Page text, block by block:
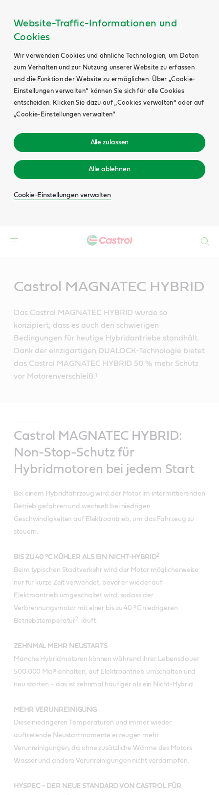
Website-Traffic-Informationen und
Cookies
Wir verwenden Cookies und ähnliche Technologien, um Daten
zum Verhalten und zur Nutzung unserer Website zu erfassen
und die Funktion der Website zu ermöglichen. Über „Cookie-
Einstellungen verwalten“ können Sie sich für alle Cookies
entscheiden. Klicken Sie dazu auf „Cookies verwalten“ oder auf
„Cookie-Einstellungen verwalten“.
Alle zulassen
Alle ablehnen
Cookie-Einstellungen verwalten
Castrol MAGNATEC HYBRID
Das Castrol MAGNATEC HYBRID wurde so
konzipiert, dass es auch den schwierigen
Bedingungen für heutige Hybridantriebe standhält.
Dank der einzigartigen DUALOCK-Technologie bietet
das Castrol MAGNATEC HYBRID 50 % mehr Schutz
vor Motorenverschleiß.¹
Castrol MAGNATEC HYBRID:
Non-Stop-Schutz für
Hybridmotoren bei jedem Start
Bei einem Hybridfahrzeug wird der Motor im intermittierenden
Betrieb gefahren und wechselt bei niedrigen
Geschwindigkeiten auf Elektroantrieb, um das Fahrzeug zu
steuern.
BIS ZU 40 °C KÜHLER ALS EIN NICHT-HYBRID2
Beim typischen Stadtverkehr wird der Motor möglicherweise
nur für kurze Zeit verwendet, bevor er wieder auf
Elektroantrieb umgeschaltet wird, sodass der
Verbrennungsmotor mit einer bis zu 40 °C niedrigeren
Betriebstemperatur2 läuft.
ZEHNMAL MEHR NEUSTARTS
Manche Hybridmotoren können während ihrer Lebensdauer
500.000 Mal³ anhalten, auf Elektroantrieb umschalten und
neu starten – das ist zehnmal häufiger als ein Nicht-Hybrid.
MEHR VERUNREINIGUNG
Diese niedrigeren Temperaturen und immer wieder
auftretende Neustartmomente erzeugen mehr
Verunreinigungen, da ohne zusätzliche Wärme des Motors
Wasser und andere Verunreinigungen nicht verdampfen.
HYSPEC – DER NEUE STANDARD VON CASTROL FÜR